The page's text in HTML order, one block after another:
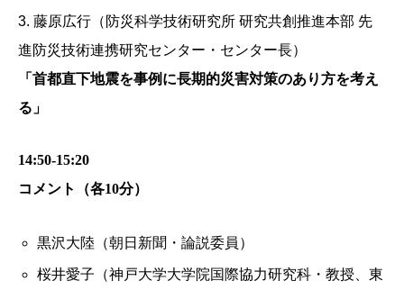
3. 藤原広行（防災科学技術研究所 研究共創推進本部 先
進防災技術連携研究センター・センター長）
「首都直下地震を事例に長期的災害対策のあり方を考え
る」
14:50-15:20
コメント（各10分）
黒沢大陸（朝日新聞・論説委員）
桜井愛子（神戸大学大学院国際協力研究科・教授、東